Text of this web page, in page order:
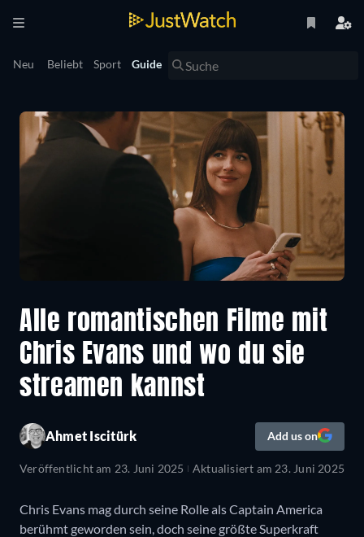
Neu Beliebt Sport Guide
Alle romantischen Filme mit
Chris Evans und wo du sie
streamen kannst
Ahmet Iscitürk Add us on
Veröffentlicht am 23. Juni 2025 Aktualisiert am 23. Juni 2025
Chris Evans mag durch seine Rolle als Captain America
berühmt geworden sein, doch seine größte Superkraft